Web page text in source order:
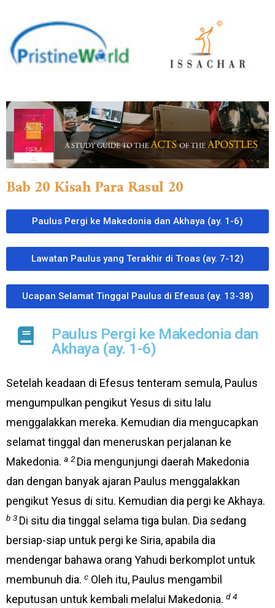
Bab 20 Kisah Para Rasul 20
Paulus Pergi ke Makedonia dan Akhaya (ay. 1-6)
Lawatan Paulus yang Terakhir di Troas (ay. 7-12)
Ucapan Selamat Tinggal Paulus di Efesus (ay. 13-38)
Paulus Pergi ke Makedonia dan
Akhaya (ay. 1-6)
Setelah keadaan di Efesus tenteram semula, Paulus
mengumpulkan pengikut Yesus di situ lalu
menggalakkan mereka. Kemudian dia mengucapkan
selamat tinggal dan meneruskan perjalanan ke
Makedonia. a 2 Dia mengunjungi daerah Makedonia
dan dengan banyak ajaran Paulus menggalakkan
pengikut Yesus di situ. Kemudian dia pergi ke Akhaya.
b 3 Di situ dia tinggal selama tiga bulan. Dia sedang
bersiap-siap untuk pergi ke Siria, apabila dia
mendengar bahawa orang Yahudi berkomplot untuk
membunuh dia. c Oleh itu, Paulus mengambil
keputusan untuk kembali melalui Makedonia. d 4